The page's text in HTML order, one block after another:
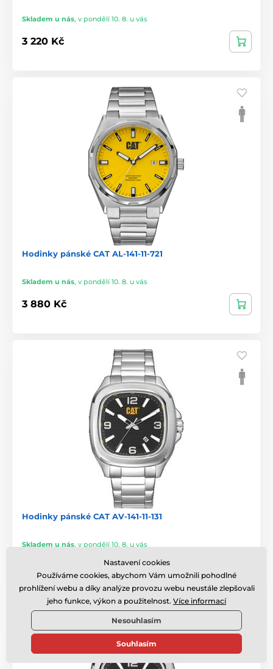
Skladem u nás, v pondělí 10. 8. u vás
3 220 Kč
Hodinky pánské CAT AL-141-11-721
Skladem u nás, v pondělí 10. 8. u vás
3 880 Kč
Hodinky pánské CAT AV-141-11-131
Skladem u nás, v pondělí 10. 8. u vás
Nastavení cookies
Používáme cookies, abychom Vám umožnili pohodlné
prohlížení webu a díky analýze provozu webu neustále zlepšovali
jeho funkce, výkon a použitelnost. Více informací
Nesouhlasím
Souhlasím